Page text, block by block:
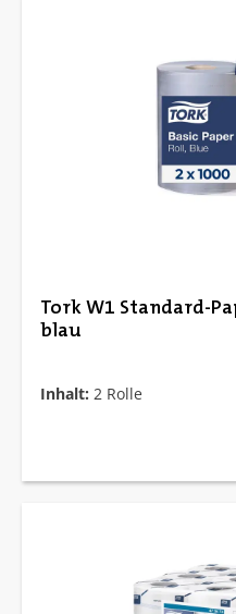
Tork W1 Standard-
blau
Inhalt: 2 Rolle